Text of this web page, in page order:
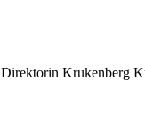
Direktorin Krukenberg